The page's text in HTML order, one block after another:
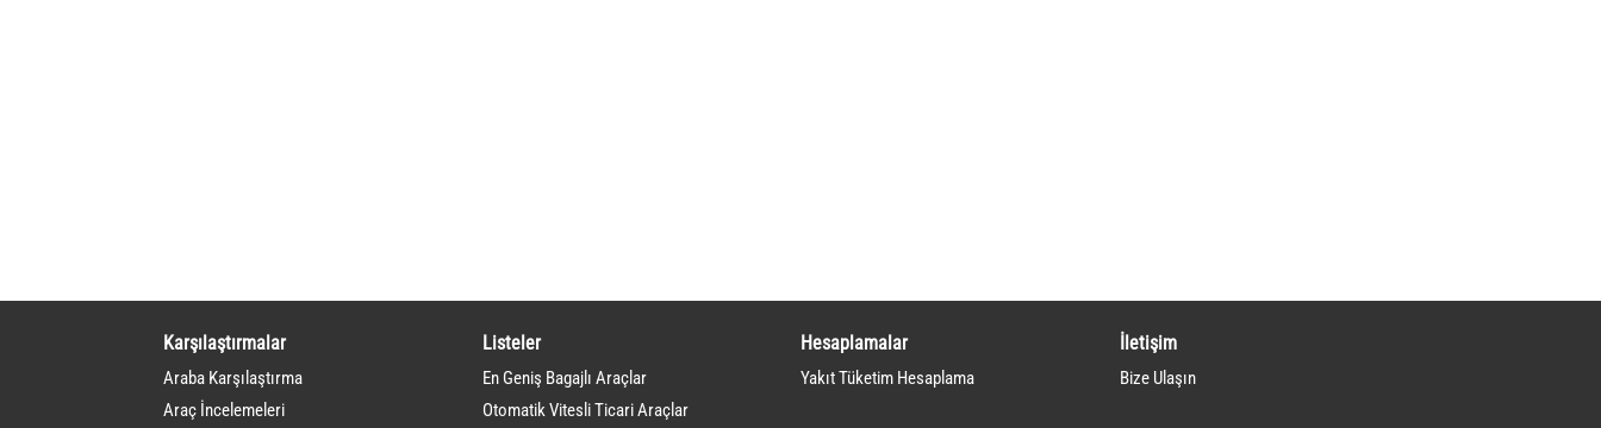
Karşılaştırmalar
Araba Karşılaştırma
Araç İncelemeleri
Listeler
En Geniş Bagajlı Araçlar
Otomatik Vitesli Ticari Araçlar
Hesaplamalar
Yakıt Tüketim Hesaplama
İletişim
Bize Ulaşın